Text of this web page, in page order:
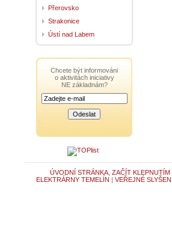
Přerovsko
Strakonice
Ústí nad Labem
Chcete být informováni
o aktivitách iniciativy
NE základnám?
ÚVODNÍ STRÁNKA, ZAČÍT KLEPNUTÍM
ELEKTRÁRNY TEMELÍN | VEŘEJNÉ